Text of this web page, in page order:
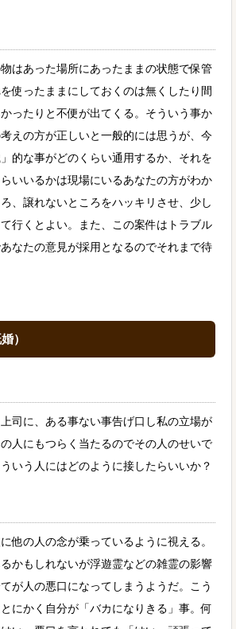
はあった場所にあったままの状態で保管
使ったままにしておくのは無くしたり間
ったりと不便が出てくる。そういう事か
えの方が正しいと一般的には思うが、今
的な事がどのくらい通用するか、それを
いいるかは現場にいるあなたの方がわか
、譲れないところをハッキリさせ、少し
行くとよい。また、この案件はトラブル
なたの意見が採用となるのでそれまで待
）
司に、ある事ない事告げ口し私の立場が
人にもつらく当たるのでその人のせいで
いう人にはどのように接したらいいか？
他の人の念が乗っているように視える。
かもしれないが浮遊霊などの雑霊の影響
が人の悪口になってしまうようだ。こう
にかく自分が「バカになりきる」事。何